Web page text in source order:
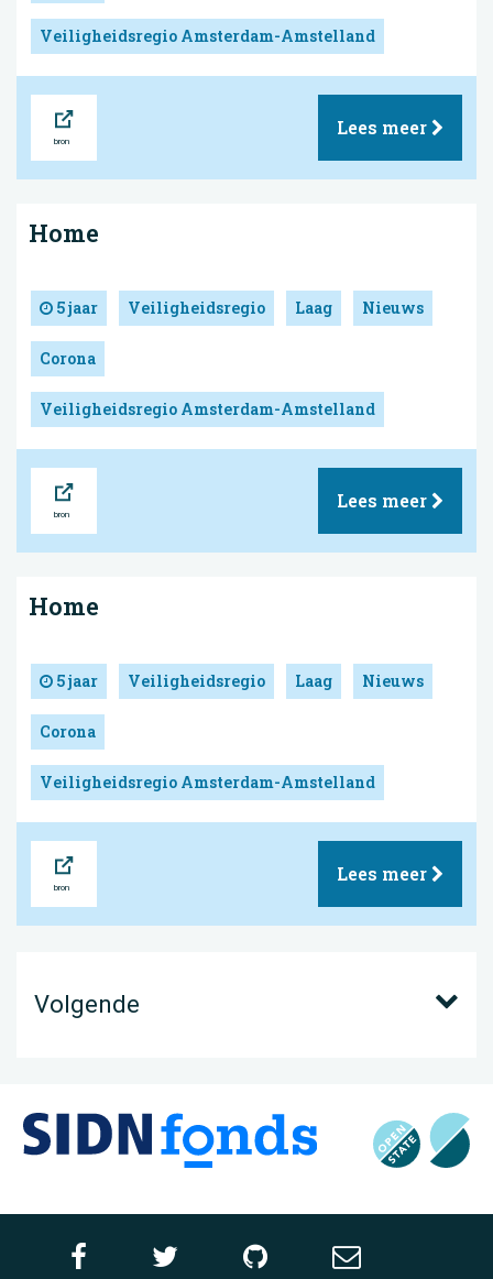
Veiligheidsregio Amsterdam-Amstelland
Lees meer
Home
5 jaar Veiligheidsregio Laag Nieuws
Corona
Veiligheidsregio Amsterdam-Amstelland
Lees meer
Home
5 jaar Veiligheidsregio Laag Nieuws
Corona
Veiligheidsregio Amsterdam-Amstelland
Lees meer
Volgende